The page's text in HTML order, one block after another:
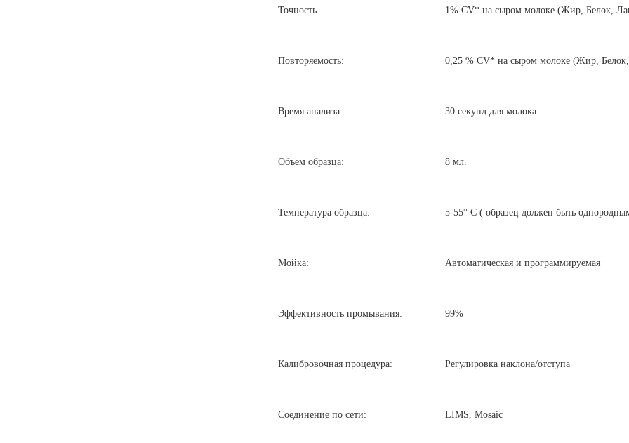
Точность 1% CV* на сыром молоке (Жир, Белок,
Повторяемость: 0,25 % CV* на сыром молоке (Жир, Белок,
Время анализа: 30 секунд для молока
Объем образца: 8 мл.
Температура образца: 5-55° C ( образец должен быть
Мойка: Автоматическая и программируемая
Эффективность промывания: 99%
Калибровочная процедура: Регулировка наклона/отступа
Соединение по сети: LIMS, Mosaic